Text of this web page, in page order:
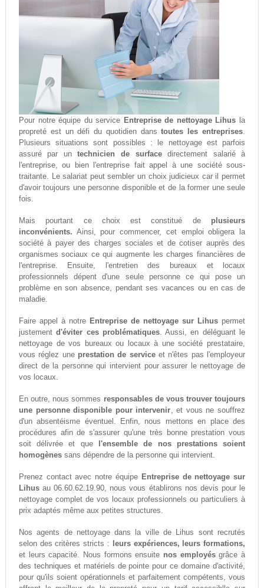
Pour notre équipe du service Entreprise de nettoyage Lihus la
propreté est un défi du quotidien danstoutes les entreprises.
Plusieurs situations sont possibles : le nettoyage est parfois
assuré par untechnicien de surfacedirectement salarié à
l'entreprise, ou bien l'entreprise fait appel à une société sous-
traitante. Le salariat peut sembler un choix judicieux car il permet
d'avoir toujours une personne disponible et de la former une seule
fois.
Mais pourtant ce choix est constitué de plusieurs
inconvénients. Ainsi, pour commencer, cet emploi obligera la
société à payer des charges sociales et de cotiser auprès des
organismes sociaux ce qui augmente les charges financières de
l'entreprise. Ensuite, l'entretien des bureaux et locaux
professionnels dépent d'une seule personne ce qui pose un
problème en son absence, pendant ses vacances ou en cas de
maladie.
Faire appel à notre Entreprise de nettoyage sur Lihus permet
justementd'éviter ces problématiques. Aussi, en déléguant le
nettoyage de vos bureaux ou locaux à une société prestataire,
vous réglez une prestation de serviceet n'êtes pas l'employeur
direct de la personne qui intervient pour assurer le nettoyage de
vos locaux.
En outre, nous sommes responsables de vous trouver toujours
une personne disponible pour intervenir, et vous ne souffrez
d'un absentéisme éventuel. Enfin, nous mettons en place des
procédures afin de s'assurer qu'une très bonne prestation vous
soit délivrée et que
l'ensemble de nos prestations soient
homogènessans dépendre de la personne qui intervient.
Prenez contact avec notre équipe Entreprise de nettoyage sur
Lihusau 06.60.62.19.90, nous vous établirons nos devis pour le
nettoyage complet de vos locaux professionnels ou particuliers à
prix adaptés même aux petites structures.
Nos agents de nettoyage dans la ville de Lihus sont recrutés
selon des critères stricts :
leurs expériences, leurs formations,
et leurs capacité. Nous formons ensuite nos employésgrâce à
des techniques et matériels de pointe pour ce domaine d'activité,
pour qu'ils soient opérationnels et parfaitement compétents, vous